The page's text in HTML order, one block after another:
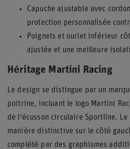
Capuche ajustable avec
protection personnalisée
Poignets et ourlet inférieur
ajustée et une meilleure
Héritage Martini Racing
Le design se distingue par un
poitrine, incluant le logo Martini
de l'écusson circulaire Sportline. Le
manière distinctive sur le côté
complété par des graphismes